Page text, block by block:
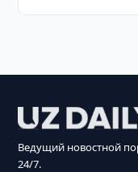
Ведущий новостной
24/7.